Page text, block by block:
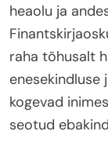
heaolu ja
raha tõhusalt
enesekindluse
kogevad
seotud